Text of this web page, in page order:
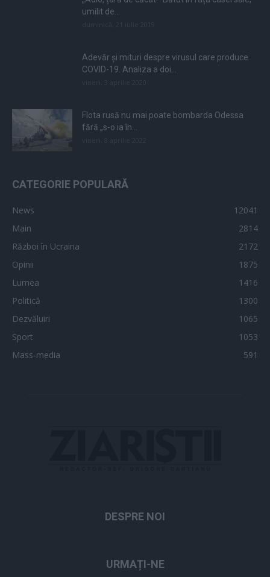
umilit de...
Adevăr și mituri despre virusul care produce
COVID-19. Analiza a doi...
Flota rusă nu mai poate bombarda Odessa
fără „s-o ia în...
CATEGORIE POPULARĂ
News
12041
Main
2814
Război în Ucraina
2172
Opinii
1875
Lumea
1416
Politică
1300
Dezvăluiri
1065
Sport
1053
Mass-media
591
DESPRE NOI
URMAȚI-NE